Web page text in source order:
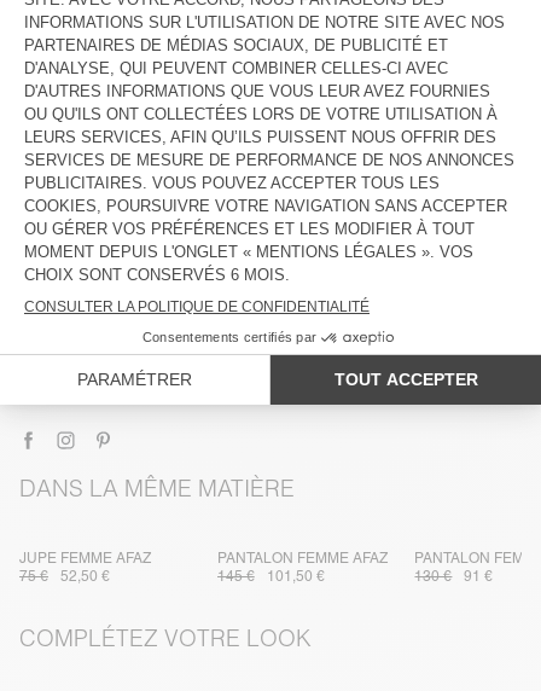
VOIR LE LOOK
DESCRIPTION
TAILLE ET COUPE
COMPOSITION
ENTRETIEN
LIVRAISON ET RETOURS
DANS LA MÊME MATIÈRE
JUPE FEMME AFAZ
75 €
52,50 €
PANTALON FEMME AFAZ
145 €
101,50 €
PANTALON
130 €
91 €
COMPLÉTEZ VOTRE LOOK